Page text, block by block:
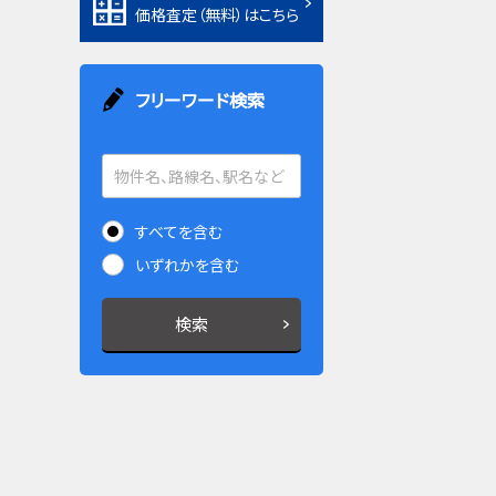
価格査定（無料）はこちら
フリーワード検索
すべてを含む
いずれかを含む
検索